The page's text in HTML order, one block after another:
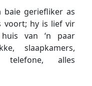
baie geriefliker as
voort; hy is lief vir
van ‘n paar
slaapkamers,
telefone, alles